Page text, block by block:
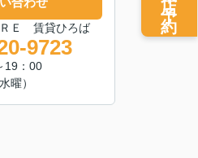
Ｅ 賃貸ひろば
9723
19：00
曜）